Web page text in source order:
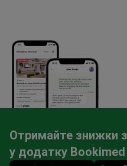
Отримайте знижки
у додатку Bookimed